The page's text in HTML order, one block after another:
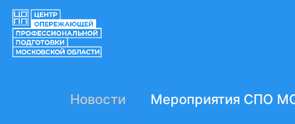
Новости Мероприятия СПО